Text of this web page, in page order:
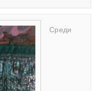
Среди